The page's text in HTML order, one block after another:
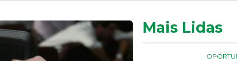
Mais Lidas